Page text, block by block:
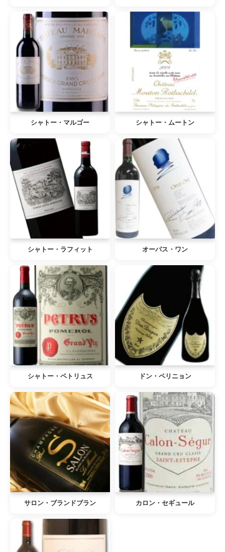
シャトー・マルゴー シャトー・ムートン
シャトー・ラフィット オーパス・ワン
シャトー・ペトリュス ドン・ペリニョン
サロン・ブランドブラン カロン・セギュール